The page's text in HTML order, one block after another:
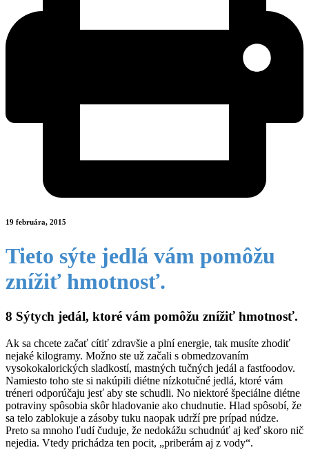
19 februára, 2015
Tieto sýte jedlá vám pomôžu
znížiť hmotnosť.
8 Sýtych jedál, ktoré vám pomôžu znížiť hmotnosť.
Ak sa chcete začať cítiť zdravšie a plní energie, tak musíte zhodiť
nejaké kilogramy. Možno ste už začali s obmedzovaním
vysokokalorických sladkostí, mastných tučných jedál a fastfoodov.
Namiesto toho ste si nakúpili diétne nízkotučné jedlá, ktoré vám
tréneri odporúčaju jesť aby ste schudli. No niektoré špeciálne diétne
potraviny spôsobia skôr hladovanie ako chudnutie. Hlad spôsobí, že
sa telo zablokuje a zásoby tuku naopak udrží pre prípad núdze.
Preto sa mnoho ľudí čuduje, že nedokážu schudnúť aj keď skoro nič
nejedia. Vtedy prichádza ten pocit, „priberám aj z vody“.